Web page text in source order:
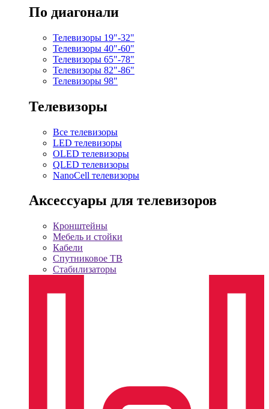
По диагонали
Телевизоры 19"-32"
Телевизоры 40"-60"
Телевизоры 65"-78"
Телевизоры 82"-86"
Телевизоры 98"
Телевизоры
Все телевизоры
LED телевизоры
OLED телевизоры
QLED телевизоры
NanoCell телевизоры
Аксессуары для телевизоров
Кронштейны
Мебель и стойки
Кабели
Спутниковое ТВ
Стабилизаторы